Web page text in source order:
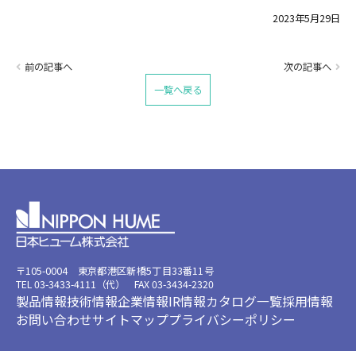
2023年5月29日
前の記事へ
次の記事へ
一覧へ戻る
〒105-0004 東京都港区新橋5丁目33番11号
TEL 03-3433-4111（代） FAX 03-3434-2320
製品情報技術情報企業情報IR情報カタログ一覧採用情報
お問い合わせサイトマッププライバシーポリシー